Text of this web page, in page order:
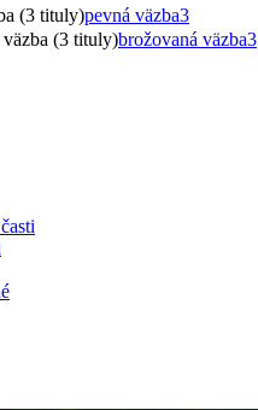
(3 tituly)pevná väzba3
väzba (3 tituly)brožovaná väzba3